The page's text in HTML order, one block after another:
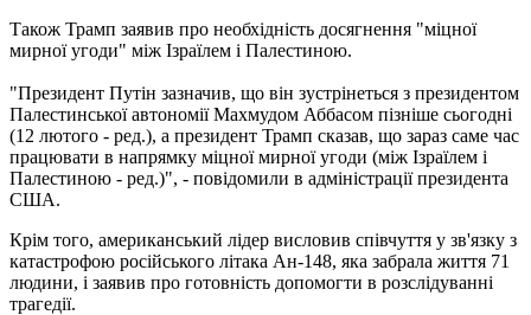
Також Трамп заявив про необхідність досягнення "міцної
мирної угоди" між Ізраїлем і Палестиною.
"Президент Путін зазначив, що він зустрінеться з президентом
Палестинської автономії Махмудом Аббасом пізніше сьогодні
(12 лютого - ред.), а президент Трамп сказав, що зараз саме час
працювати в напрямку міцної мирної угоди (між Ізраїлем і
Палестиною - ред.)", - повідомили в адміністрації президента
США.
Крім того, американський лідер висловив співчуття у зв'язку з
катастрофою російського літака Ан-148, яка забрала життя 71
людини, і заявив про готовність допомогти в розслідуванні
трагедії.